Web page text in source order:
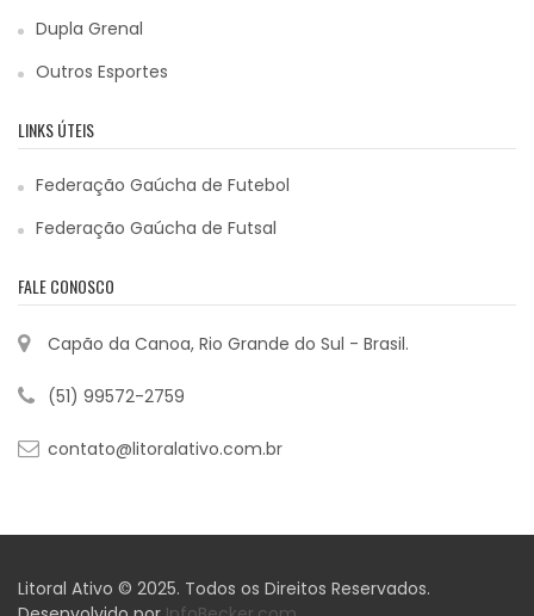
Dupla Grenal
Outros Esportes
LINKS ÚTEIS
Federação Gaúcha de Futebol
Federação Gaúcha de Futsal
FALE CONOSCO
Capão da Canoa, Rio Grande do Sul - Brasil.
(51) 99572-2759
contato@litoralativo.com.br
Litoral Ativo © 2025. Todos os Direitos Reservados.